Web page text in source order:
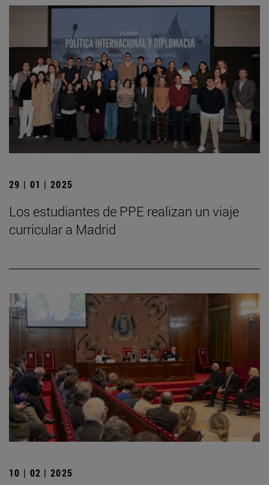
29 | 01 | 2025
Los estudiantes de PPE realizan un viaje
curricular a Madrid
10 | 02 | 2025